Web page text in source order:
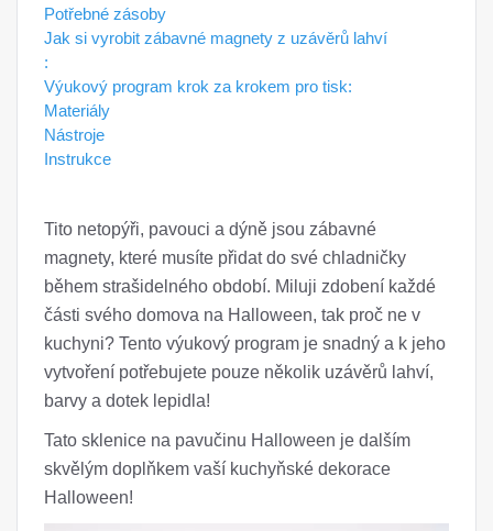
Potřebné zásoby
Jak si vyrobit zábavné magnety z uzávěrů lahví
:
Výukový program krok za krokem pro tisk:
Materiály
Nástroje
Instrukce
Tito netopýři, pavouci a dýně jsou zábavné
magnety, které musíte přidat do své chladničky
během strašidelného období. Miluji zdobení každé
části svého domova na Halloween, tak proč ne v
kuchyni? Tento výukový program je snadný a k jeho
vytvoření potřebujete pouze několik uzávěrů lahví,
barvy a dotek lepidla!
Tato sklenice na pavučinu Halloween je dalším
skvělým doplňkem vaší kuchyňské dekorace
Halloween!